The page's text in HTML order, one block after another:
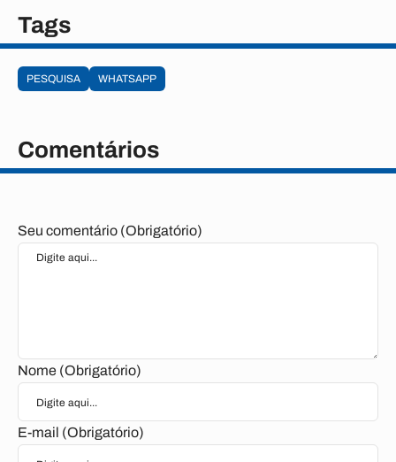
Tags
PESQUISA WHATSAPP
Comentários
Seu comentário (Obrigatório)
Nome (Obrigatório)
E-mail (Obrigatório)